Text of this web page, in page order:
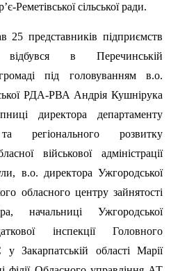
Реметівської сільської ради.
25 представників підприємств
в Перечинській
під головуванням в.о.
РДА-РВА Андрія Кушнірука
директора департаменту
регіонального розвитку
військової адміністрації
в.о. директора Ужгородської
обласного центру зайнятості
начальниці Ужгородської
інспекції Головного
Закарпатській області Марії